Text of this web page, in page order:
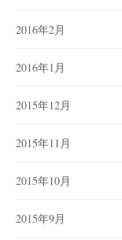
2016年2月
2016年1月
2015年12月
2015年11月
2015年10月
2015年9月